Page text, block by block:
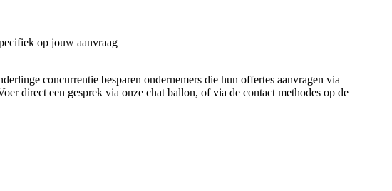
op jouw aanvraag
concurrentie besparen ondernemers die hun offertes aanvragen via
direct een gesprek via onze chat ballon, of via de contact methodes op de